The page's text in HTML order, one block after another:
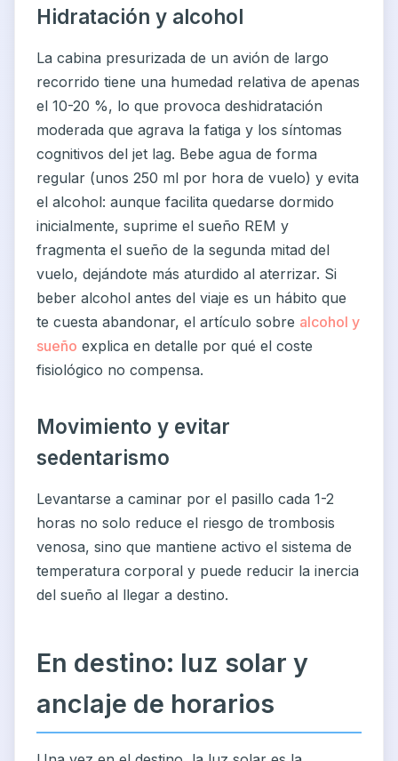
Hidratación y alcohol
La cabina presurizada de un avión de largo
recorrido tiene una humedad relativa de apenas
el 10-20 %, lo que provoca deshidratación
moderada que agrava la fatiga y los síntomas
cognitivos del jet lag. Bebe agua de forma
regular (unos 250 ml por hora de vuelo) y evita
el alcohol: aunque facilita quedarse dormido
inicialmente, suprime el sueño REM y
fragmenta el sueño de la segunda mitad del
vuelo, dejándote más aturdido al aterrizar. Si
beber alcohol antes del viaje es un hábito que
te cuesta abandonar, el artículo sobre alcohol y
sueño explica en detalle por qué el coste
fisiológico no compensa.
Movimiento y evitar
sedentarismo
Levantarse a caminar por el pasillo cada 1-2
horas no solo reduce el riesgo de trombosis
venosa, sino que mantiene activo el sistema de
temperatura corporal y puede reducir la inercia
del sueño al llegar a destino.
En destino: luz solar y
anclaje de horarios